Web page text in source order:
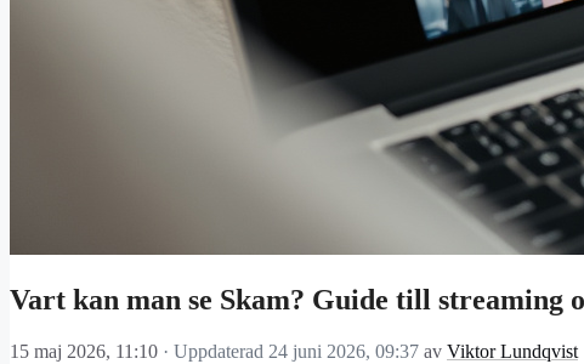
Vart kan man se Skam? Guide till streaming
15 maj 2026, 11:10 · Uppdaterad 24 juni 2026, 09:37 av Viktor Lundqvist